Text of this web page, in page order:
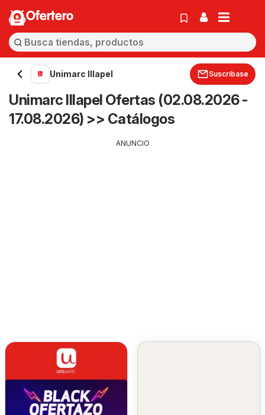
Ofertero
Unimarc Illapel Suscríbase
Unimarc Illapel Ofertas (02.08.2026 -
17.08.2026) >> Catálogos
ANUNCIO